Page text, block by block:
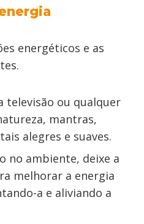
energéticos e as
televisão ou qualquer
mantras,
alegres e suaves.
no ambiente, deixe a
melhorar a energia
a e aliviando a